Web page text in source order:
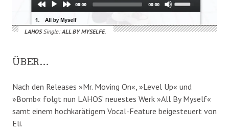
LAHOSSingle:ALL BY MYSELFE.
ÜBER…
Nach den Releases »Mr. Moving On«, »Level Up« und
»Bomb« folgt nun LAHOS’ neuestes Werk »All By Myself«
samt einem hochkarätigem Vocal-Feature beigesteuert von
Eli.